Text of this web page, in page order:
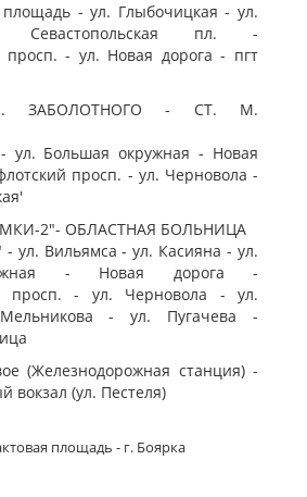
площадь - ул. Глыбочицкая - ул.
Севастопольская пл. -
просп. - ул. Новая дорога - пгт
- СТ. М.
- ул. Большая окружная - Новая
просп. - ул. Черновола -
2"- ОБЛАСТНАЯ БОЛЬНИЦА
Вильямса - ул. Касияна - ул.
- Новая дорога -
просп. - ул. Черновола - ул.
- ул. Пугачева -
(Железнодорожная станция) -
вокзал (ул. Пестеля)
площадь - г. Боярка